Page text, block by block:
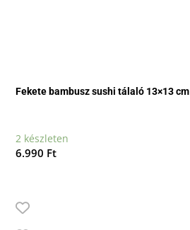
Fekete bambusz sushi tálaló 13×13 cm
2 készleten
6.990 Ft